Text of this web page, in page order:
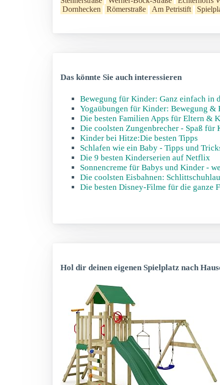
Dornhecken
Römerstraße Am Petristift
Das könnte Sie auch interessieren
Bewegung für Kinder: Ganz einfach in
Yogaübungen für Kinder: Bewegung &
Die besten Familien Apps für Eltern &
Die coolsten Zungenbrecher - Spaß für
Kinder bei Hitze:Die besten Tipps
Schlafen wie ein Baby - Tipps und
Die 9 besten Kinderserien auf Netflix
Sonnencreme für Babys und Kinder -
Die coolsten Eisbahnen:
Die besten Disney-Filme für die ganze
Hol dir deinen eigenen Spielplatz nach